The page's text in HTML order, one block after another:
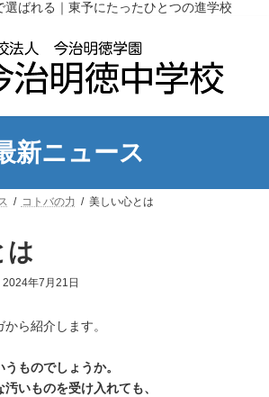
ばれる｜東予にたったひとつの進学校
新ニュース
コトバの力 美しい心とは
は
最
新
時
:
2024年7月21日
ら紹介します。
ものでしょうか。
いものを受け入れても、